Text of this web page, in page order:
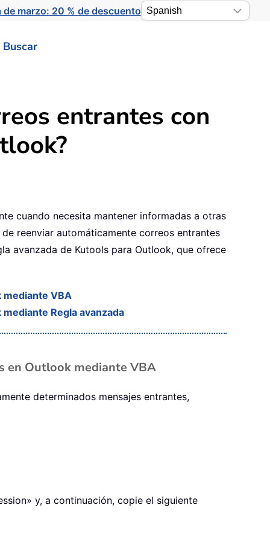
de marzo: 20 % de descuento
Buscar
entrantes con
cuando necesita mantener informadas a otras
reenviar automáticamente correos entrantes
avanzada de Kutools para Outlook, que ofrece
VBA
Regla avanzada
en Outlook mediante VBA
determinados mensajes entrantes,
y, a continuación, copie el siguiente